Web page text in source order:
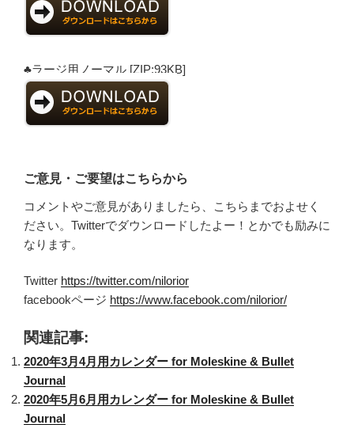
♣ラージ用ノーマル [ZIP:93KB]
ご意見・ご要望はこちらから
コメントやご意見がありましたら、こちらまでおよせく
ださい。Twitterでダウンロードしたよー！とかでも励みに
なります。
Twitter https://twitter.com/nilorior
facebookページ https://www.facebook.com/nilorior/
関連記事:
2020年3月4月用カレンダー for Moleskine & Bullet
Journal
2020年5月6月用カレンダー for Moleskine & Bullet
Journal